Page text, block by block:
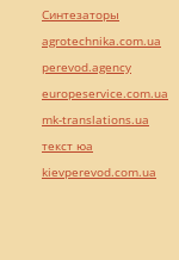
Синтезаторы
agrotechnika.com.ua
perevod.agency
europeservice.com.ua
mk-translations.ua
текст юа
kievperevod.com.ua